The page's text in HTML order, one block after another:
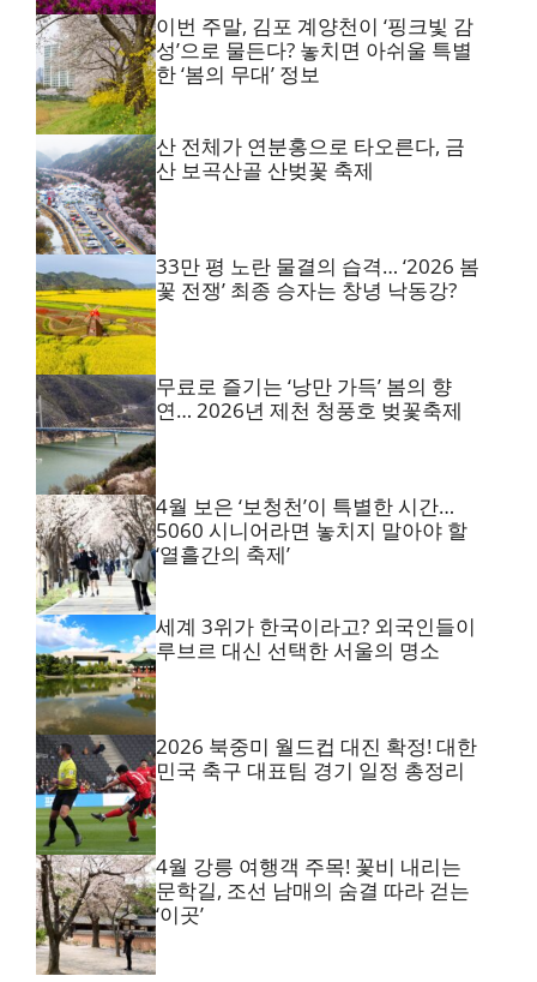
이번 주말, 김포 계양천이 ‘핑크빛 감
성’으로 물든다? 놓치면 아쉬울 특별
한 ‘봄의 무대’ 정보
산 전체가 연분홍으로 타오른다, 금
산 보곡산골 산벚꽃 축제
33만 평 노란 물결의 습격… ‘2026 봄
꽃 전쟁’ 최종 승자는 창녕 낙동강?
무료로 즐기는 ‘낭만 가득’ 봄의 향
연… 2026년 제천 청풍호 벚꽃축제
4월 보은 ‘보청천’이 특별한 시간…
5060 시니어라면 놓치지 말아야 할
‘열흘간의 축제’
세계 3위가 한국이라고? 외국인들이
루브르 대신 선택한 서울의 명소
2026 북중미 월드컵 대진 확정! 대한
민국 축구 대표팀 경기 일정 총정리
4월 강릉 여행객 주목! 꽃비 내리는
문학길, 조선 남매의 숨결 따라 걷는
‘이곳’